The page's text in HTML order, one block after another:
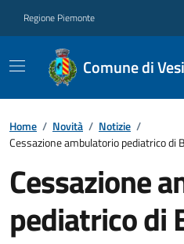
Regione Piemonte
Comune di
Home / Novità / Notizie /
Cessazione ambulatorio pediatrico di
Cessazione
pediatrico di